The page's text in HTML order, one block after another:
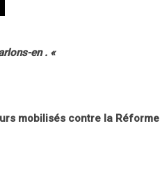
en . «
mobilisés contre la Réforme